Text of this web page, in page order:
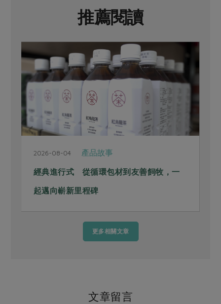
推薦閱讀
2026-08-04 產品故事
經典進行式 從循環包材到友善飼牧，一
起邁向嶄新里程碑
更多相關文章
文章留言